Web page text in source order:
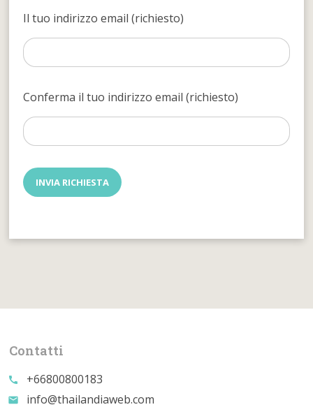
Il tuo indirizzo email (richiesto)
Conferma il tuo indirizzo email (richiesto)
Contatti
call +66800800183
email info@thailandiaweb.com